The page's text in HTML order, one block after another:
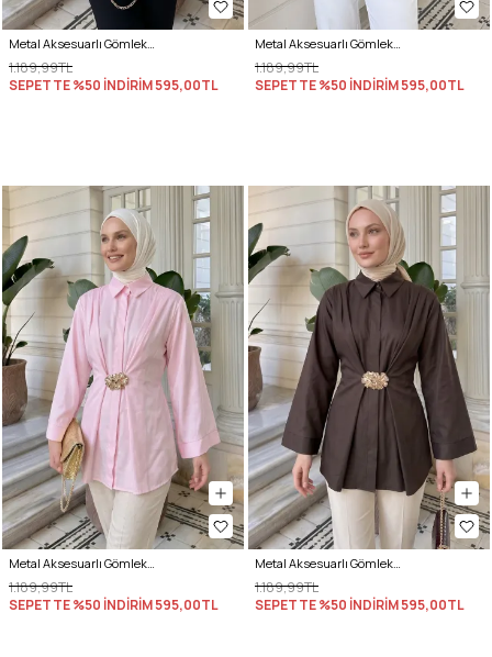
Metal Aksesuarlı Gömlek Y0142 - EKRU
1.189,99TL
SEPETTE %50 İNDİRİM595,00TL
Metal Aksesuarlı Gömlek Y0142 - MÜRDÜM
1.189,99TL
SEPETTE %50 İNDİRİM595,00TL
Metal Aksesuarlı Gömlek Y0142 - PEMBE
1.189,99TL
SEPETTE %50 İNDİRİM595,00TL
Metal Aksesuarlı Gömlek Y0142 - A. KAHVE
1.189,99TL
SEPETTE %50 İNDİRİM595,00TL